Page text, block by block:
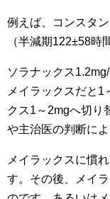
例えば、コンスタ
（半減期122±58時
ソラナックス
メイラックスだと1
クス1～2mgへ切り
や主治医の判断に
メイラックスに慣
す。その後、メイ